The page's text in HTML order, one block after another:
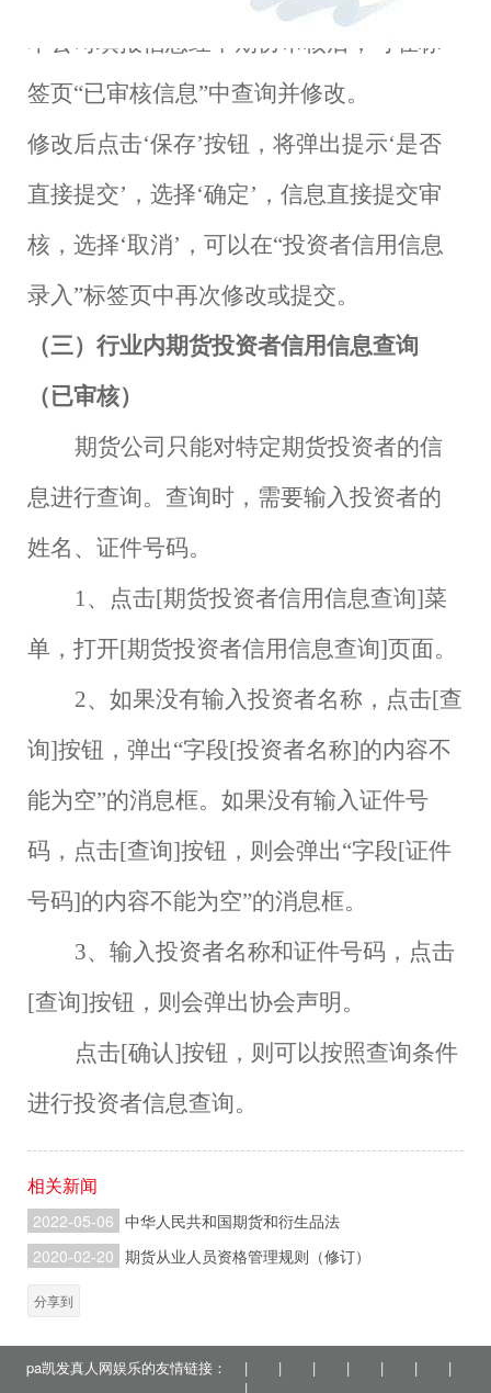
本公司填报信息经中期协审核后，可在标
签页“已审核信息”中查询并修改。
修改后点击‘保存’按钮，将弹出提示‘是否
直接提交’，选择‘确定’，信息直接提交审
核，选择‘取消’，可以在“投资者信用信息
录入”标签页中再次修改或提交。
（三）行业内期货投资者信用信息查询
（已审核）
期货公司只能对特定期货投资者的信
息进行查询。查询时，需要输入投资者的
姓名、证件号码。
1、点击[期货投资者信用信息查询]菜
单，打开[期货投资者信用信息查询]页面。
2、如果没有输入投资者名称，点击[查
询]按钮，弹出“字段[投资者名称]的内容不
能为空”的消息框。如果没有输入证件号
码，点击[查询]按钮，则会弹出“字段[证件
号码]的内容不能为空”的消息框。
3、输入投资者名称和证件号码，点击
[查询]按钮，则会弹出协会声明。
点击[确认]按钮，则可以按照查询条件
进行投资者信息查询。
相关新闻
2022-05-06 中华人民共和国期货和衍生品法
2020-02-20 期货从业人员资格管理规则（修订）
分享到
pa凯发真人网娱乐的友情链接： | | | | | |
|
|